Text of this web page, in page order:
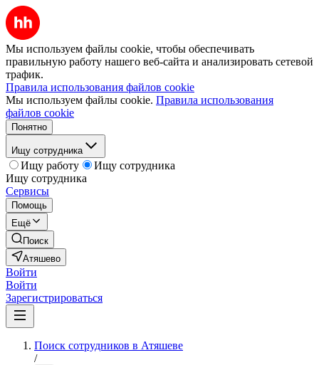
Мы используем файлы cookie, чтобы обеспечивать
правильную работу нашего веб-сайта и анализировать сетевой
трафик.
Правила использования файлов cookie
Мы используем файлы cookie. Правила использования
файлов cookie
Понятно
Ищу сотрудника
Ищу работу
Ищу сотрудника
Ищу сотрудника
Сервисы
Помощь
Ещё
Поиск
Атяшево
Войти
Войти
Зарегистрироваться
Поиск сотрудников в Атяшеве
/